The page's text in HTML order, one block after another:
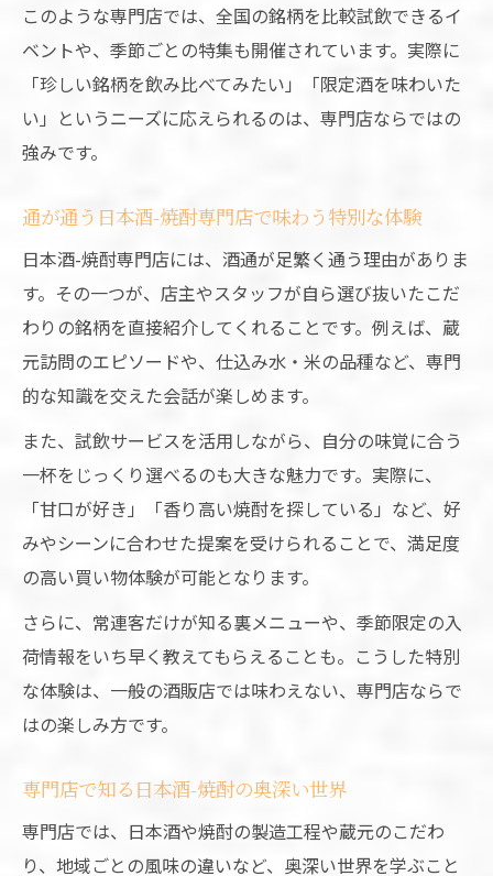
日本酒-焼酎専門店で癒される夜の楽しみ方
厳選された日本酒-焼酎専門店の選定ポイン
大阪市北区で出会う心温まる一杯
方法
北区の日本酒-焼酎専門店で過ごす特別な夜
日本酒-焼酎専門店選びで変わる感動体験
日本酒-焼酎専門店で身近に感じる職人の想
い
大阪市北区で心に残る日本酒-焼酎専門店体
験
このような専門店では、全国の銘柄を比較試飲できるイ
ベントや、季節ごとの特集も開催されています。実際に
「珍しい銘柄を飲み比べてみたい」「限定酒を味わいた
い」というニーズに応えられるのは、専門店ならではの
強みです。
通が通う日本酒-焼酎専門店で味わう特別な体験
日本酒-焼酎専門店には、酒通が足繁く通う理由がありま
す。その一つが、店主やスタッフが自ら選び抜いたこだ
わりの銘柄を直接紹介してくれることです。例えば、蔵
元訪問のエピソードや、仕込み水・米の品種など、専門
的な知識を交えた会話が楽しめます。
また、試飲サービスを活用しながら、自分の味覚に合う
一杯をじっくり選べるのも大きな魅力です。実際に、
「甘口が好き」「香り高い焼酎を探している」など、好
みやシーンに合わせた提案を受けられることで、満足度
の高い買い物体験が可能となります。
さらに、常連客だけが知る裏メニューや、季節限定の入
荷情報をいち早く教えてもらえることも。こうした特別
な体験は、一般の酒販店では味わえない、専門店ならで
はの楽しみ方です。
専門店で知る日本酒-焼酎の奥深い世界
専門店では、日本酒や焼酎の製造工程や蔵元のこだわ
り、地域ごとの風味の違いなど、奥深い世界を学ぶこと